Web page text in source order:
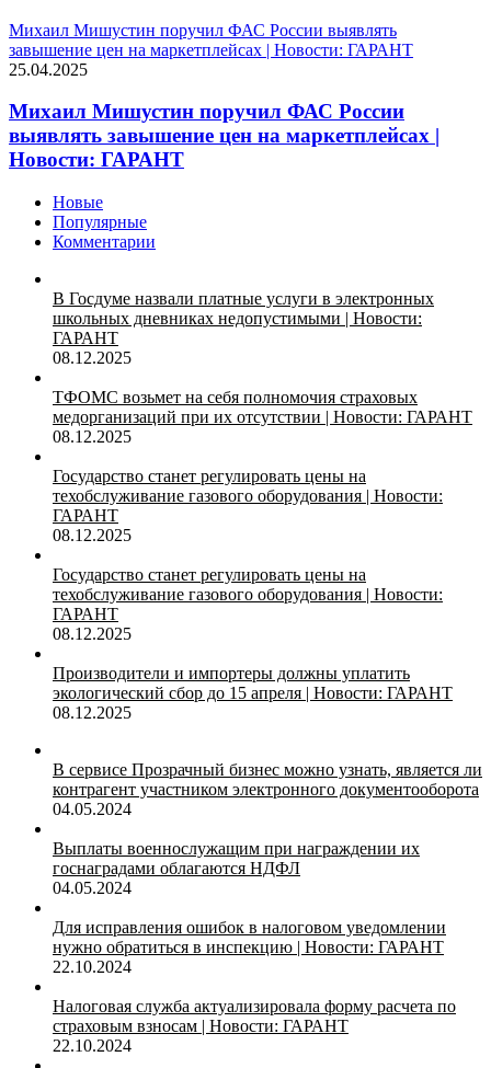
Михаил Мишустин поручил ФАС России выявлять
завышение цен на маркетплейсах | Новости: ГАРАНТ
25.04.2025
Михаил Мишустин поручил ФАС России
выявлять завышение цен на маркетплейсах |
Новости: ГАРАНТ
Новые
Популярные
Комментарии
В Госдуме назвали платные услуги в электронных
школьных дневниках недопустимыми | Новости:
ГАРАНТ
08.12.2025
ТФОМС возьмет на себя полномочия страховых
медорганизаций при их отсутствии | Новости: ГАРАНТ
08.12.2025
Государство станет регулировать цены на
техобслуживание газового оборудования | Новости:
ГАРАНТ
08.12.2025
Государство станет регулировать цены на
техобслуживание газового оборудования | Новости:
ГАРАНТ
08.12.2025
Производители и импортеры должны уплатить
экологический сбор до 15 апреля | Новости: ГАРАНТ
08.12.2025
В сервисе Прозрачный бизнес можно узнать, является ли
контрагент участником электронного документооборота
04.05.2024
Выплаты военнослужащим при награждении их
госнаградами облагаются НДФЛ
04.05.2024
Для исправления ошибок в налоговом уведомлении
нужно обратиться в инспекцию | Новости: ГАРАНТ
22.10.2024
Налоговая служба актуализировала форму расчета по
страховым взносам | Новости: ГАРАНТ
22.10.2024